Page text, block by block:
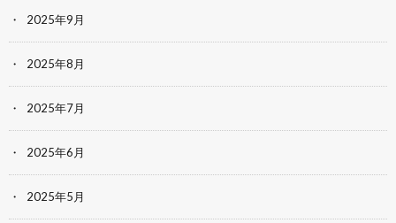
2025年9月
2025年8月
2025年7月
2025年6月
2025年5月